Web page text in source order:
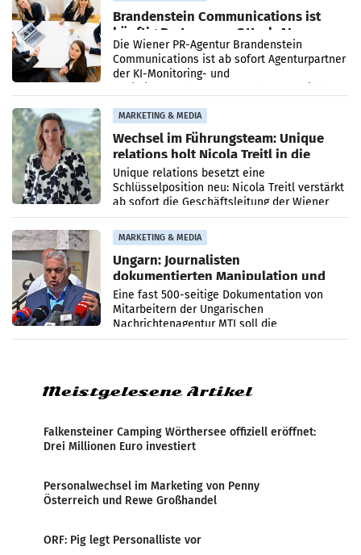
Brandenstein Communications ist
künftig Partner von OtterlyAI
Die Wiener PR-Agentur Brandenstein
Communications ist ab sofort Agenturpartner
der KI-Monitoring- und
MARKETING & MEDIA
Wechsel im Führungsteam: Unique
relations holt Nicola Treitl in die
Geschäftsleitung
Unique relations besetzt eine
Schlüsselposition neu: Nicola Treitl verstärkt
ab sofort die Geschäftsleitung der Wiener
PR-Agentur an der Seite von Josef Kalina und
Anna Kalina-Mahr.
MARKETING & MEDIA
Ungarn: Journalisten
dokumentierten Manipulation und
Zensur
Eine fast 500-seitige Dokumentation von
Mitarbeitern der Ungarischen
Nachrichtenagentur MTI soll die
systematische Nachrichten-Manipulation und
Meistgelesene Artikel
Falkensteiner Camping Wörthersee offiziell eröffnet:
Drei Millionen Euro investiert
Personalwechsel im Marketing von Penny
Österreich und Rewe Großhandel
ORF: Pig legt Personalliste vor